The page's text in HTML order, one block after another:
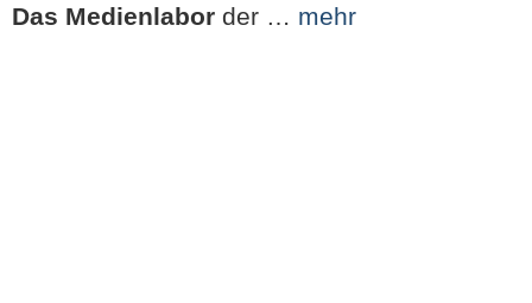
Das Medienlabor der … mehr